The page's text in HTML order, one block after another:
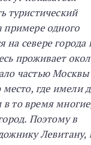
туристический
примере одного
на севере города
проживает
частью
где имели
то время
Поэтому в
Левитану,